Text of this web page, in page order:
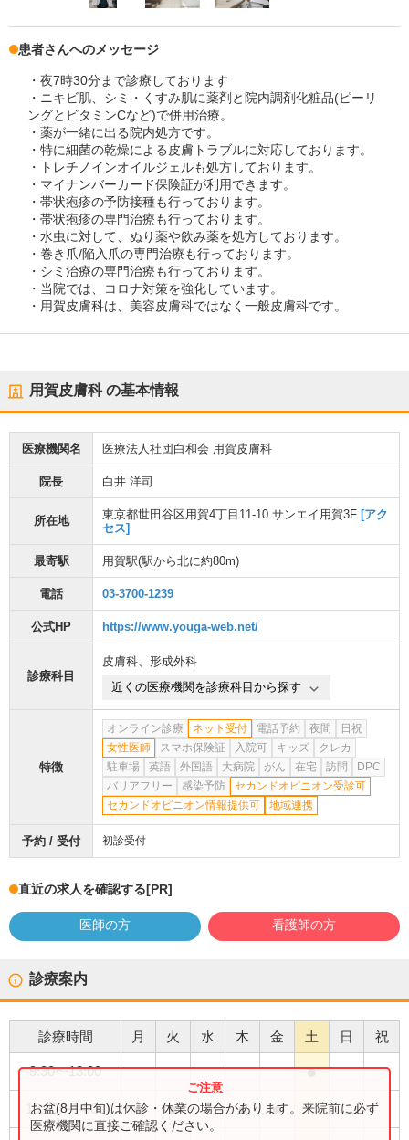
患者さんへのメッセージ
・夜7時30分まで診療しております
・ニキビ肌、シミ・くすみ肌に薬剤と院内調剤化粧品(ピーリ
ングとビタミンCなど)で併用治療。
・薬が一緒に出る院内処方です。
・特に細菌の乾燥による皮膚トラブルに対応しております。
・トレチノインオイルジェルも処方しております。
・マイナンバーカード保険証が利用できます。
・帯状疱疹の予防接種も行っております。
・帯状疱疹の専門治療も行っております。
・水虫に対して、ぬり薬や飲み薬を処方しております。
・巻き爪/陥入爪の専門治療も行っております。
・シミ治療の専門治療も行っております。
・当院では、コロナ対策を強化しています。
・用賀皮膚科は、美容皮膚科ではなく一般皮膚科です。
用賀皮膚科の基本情報
医療機関名 医療法人社団白和会 用賀皮膚科
院長 白井 洋司
所在地 東京都世田谷区用賀4丁目11-10 サンエイ用賀3F [アク
セス]
最寄駅 用賀駅(駅から北に約80m)
電話 03-3700-1239
公式HP https://www.youga-web.net/
診療科目
皮膚科、 形成外科
近くの医療機関を診療科目から探す
特徴
オンライン診療 ネット受付 電話予約 夜間
日祝
女性医師
スマホ保険証 入院可 キッズ
クレカ
駐車場
英語 外国語 大病院 がん 在宅 訪問
DPC
バリアフリー
感染予防
セカンドオピニオン受診可
セカンドオピニオン情報提供可
地域連携
予約 / 受付 初診受付
直近の求人を確認する[PR]
医師の方 看護師の方
診療案内
診療時間 月 火 水 木 金 土 日 祝
9:30〜13:00 ●
10:30〜14:00 ● ● ● ●
お盆(8月中旬)は休診・休業の場合があります。来院前に必ず
医療機関に直接ご確認ください。